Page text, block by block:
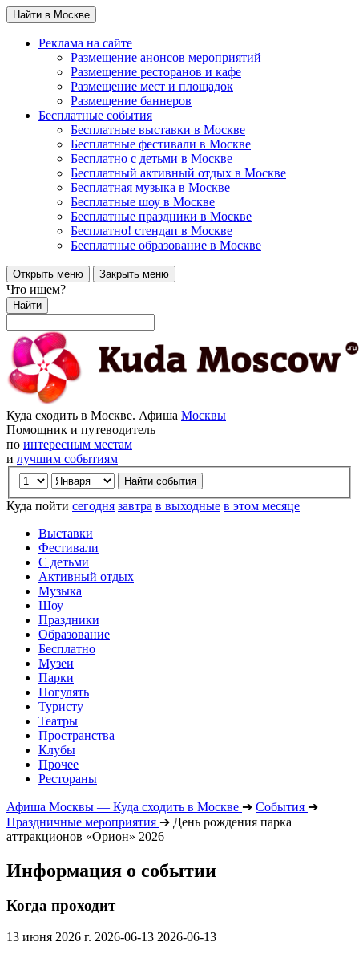
Найти в Москве
Реклама на сайте
Размещение анонсов мероприятий
Размещение ресторанов и кафе
Размещение мест и площадок
Размещение баннеров
Бесплатные события
Бесплатные выставки в Москве
Бесплатные фестивали в Москве
Бесплатно с детьми в Москве
Бесплатный активный отдых в Москве
Бесплатная музыка в Москве
Бесплатные шоу в Москве
Бесплатные праздники в Москве
Бесплатно! стендап в Москве
Бесплатные образование в Москве
Открыть меню Закрыть меню
Что ищем?
Найти
Куда сходить в Москве. Афиша Москвы
Помощник и путеводитель
по интересным местам
и лучшим событиям
Куда пойти сегодня завтра в выходные в этом месяце
Выставки
Фестивали
С детьми
Активный отдых
Музыка
Шоу
Праздники
Образование
Бесплатно
Музеи
Парки
Погулять
Туристу
Театры
Пространства
Клубы
Прочее
Рестораны
Афиша Москвы — Куда сходить в Москве ➔ События ➔
Праздничные мероприятия ➔ День рождения парка
аттракционов «Орион» 2026
Информация о событии
Когда проходит
13 июня 2026 г. 2026-06-13 2026-06-13